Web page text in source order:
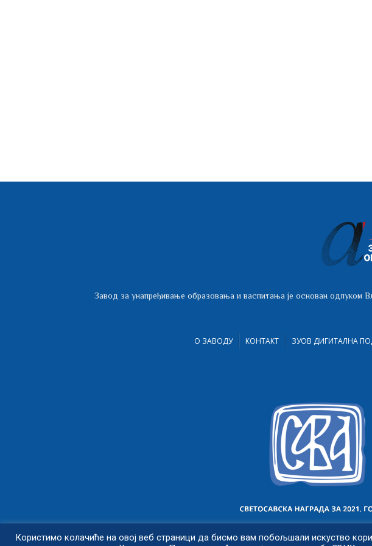
Завод за унапређивање образовања и васпитања је основан одлуком
О ЗАВОДУ КОНТАКТ ЗУОВ ДИГИТАЛНА
Користимо колачиће на овој веб страници да бисмо вам побољшали искуство